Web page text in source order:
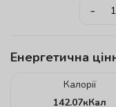
-
Енергетична
Калорії
142.07кКал